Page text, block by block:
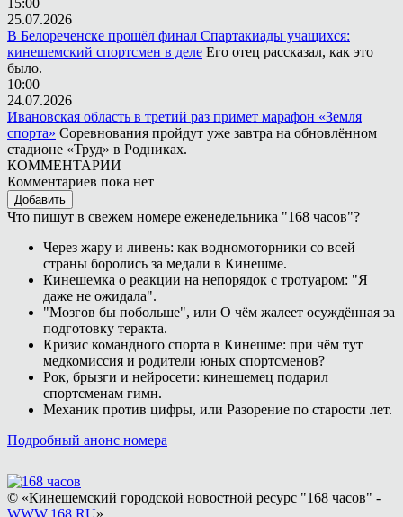
25.07.2026
В Белореченске прошёл финал Спартакиады учащихся:
кинешемский спортсмен в деле Его отец рассказал, как это
было.
10:00
24.07.2026
Ивановская область в третий раз примет марафон «Земля
спорта» Соревнования пройдут уже завтра на обновлённом
стадионе «Труд» в Родниках.
КОММЕНТАРИИ
Комментариев пока нет
Добавить
Что пишут в свежем номере еженедельника "168 часов"?
Через жару и ливень: как водномоторники со всей
страны боролись за медали в Кинешме.
Кинешемка о реакции на непорядок с тротуаром: "Я
даже не ожидала".
"Мозгов бы побольше", или О чём жалеет осуждённая за
подготовку теракта.
Кризис командного спорта в Кинешме: при чём тут
медкомиссия и родители юных спортсменов?
Рок, брызги и нейросети: кинешемец подарил
спортсменам гимн.
Механик против цифры, или Разорение по старости лет.
Подробный анонс номера
© «Кинешемский городской новостной ресурс "168 часов" -
WWW.168.RU»